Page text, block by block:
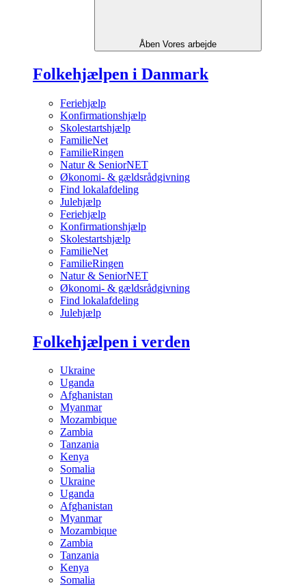
Åben Vores arbejde
Folkehjælpen i Danmark
Feriehjælp
Konfirmationshjælp
Skolestartshjælp
FamilieNet
FamilieRingen
Natur & SeniorNET
Økonomi- & gældsrådgivning
Find lokalafdeling
Julehjælp
Feriehjælp
Konfirmationshjælp
Skolestartshjælp
FamilieNet
FamilieRingen
Natur & SeniorNET
Økonomi- & gældsrådgivning
Find lokalafdeling
Julehjælp
Folkehjælpen i verden
Ukraine
Uganda
Afghanistan
Myanmar
Mozambique
Zambia
Tanzania
Kenya
Somalia
Ukraine
Uganda
Afghanistan
Myanmar
Mozambique
Zambia
Tanzania
Kenya
Somalia